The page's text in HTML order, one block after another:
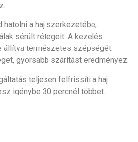
hatolni a haj szerkezetébe,
sérült rétegeit. A kezelés
állítva természetes szépségét.
gyorsabb szárítást eredményez.
teljesen felfrissíti a haj
igénybe 30 percnél többet.